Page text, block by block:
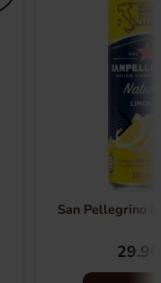
San Pellegrino